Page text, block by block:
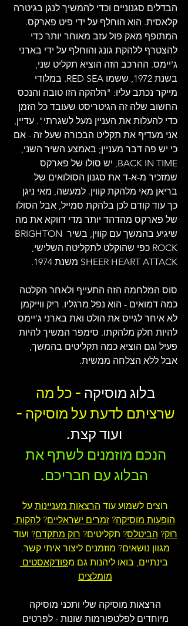
הבדלים סגנוניים וכדי להמשיך לנגן בגיטרה
קלאסית. הוא הוחלף על ידי פיט פארקס.
המתופף מאק פול עזב מאוחר יותר כדי
להצטרף ללהקת גונג והוחלף על ידי בארני
ג'יימס. ההרכב הזה הוציא תקליט שני,
בשנת 1972, ששמו RED SEA. במלודי
מייקר נכתב עליו: "הלהקה הזו טובה והנכס
החשוב שלה זה הגיטריסט שעובד כל הזמן
כדי להעלות את העניין מעל לשגרתי". עדיין,
אני מעדיף את תקליט הבכורה שעל זה - אם
כי יש פה דבר מעניין; באמצע השיר השני,
BACK IN TIME, יש סולו של פארקס
שמזכיר מ-א-ד את סגנון הסולואים של
בריאן מאי מלהקת קווין. למעשה, מאי ניגן
כך עוד קודם לכן בלהקת סמייל, אבל הסולו
של פארקס מהדהד יותר מדי דווקא את מה
שיגיע בהמשך עם קווין, בשיר BRIGHTON
ROCK כפי שהוקלט לתקליטה השלישי,
SHEER HEART ATTACK משנת 1974.
סוס המלחמה הזה התעייף ולאחר הקלטה
כמה דמואים - הוא נפל מרגליו. ריק ווייקמן
לא איחר לגייס את הולט ואת בארני ג'יימס
להיות חלק מלהקתו. סימפר המשיך להיות
פעיל וגם הוציא כמה תקליטים בהמשך,
אבל ללא הצלחה ממשית.
בלוג מוסיקה - כל מה
שרציתם לדעת על מוסיקה -
ועוד קצת.
הנכם מוזמנים לשתף את
הבלוג עם חבריכם.
רוצים לשמוע עוד הרצאות מעניינות על
הופעות מוסיקה? זמרים ישראליים? להקות
רוק? הביטלס? תקליטים? רוק מתקדם? ועוד
מגוון נושאים? מוזמנים ליצור איתי קשר.
בינתיים, בואו ליהנות גם מפודקאסטים
מומלצים
הרצאות מוסיקה שלי ותכני מוסיקה
מיוחדים לפלטפורמות שונות - לפרטים